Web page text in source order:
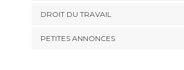
DROIT DU TRAVAIL
PETITES ANNONCES